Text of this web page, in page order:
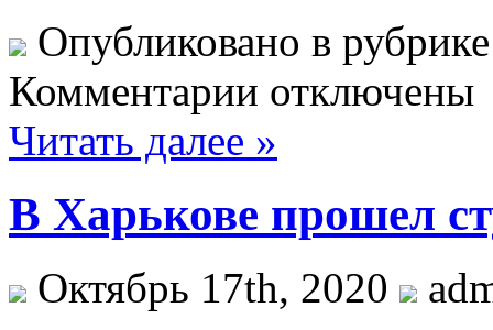
Опубликовано в
Комментарии отключены
Читать далее »
В Харькове прошел
Октябрь 17th, 2020